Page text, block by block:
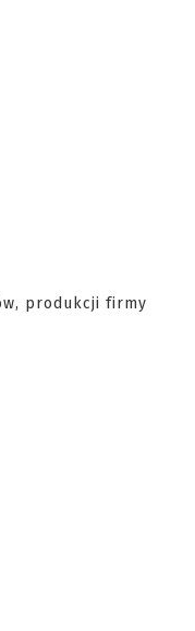
produkcji firmy